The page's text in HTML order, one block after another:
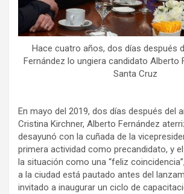
Hace cuatro años, dos días después
Fernández lo ungiera candidato Alberto
Santa Cruz
En mayo del 2019, dos días después del
Cristina Kirchner, Alberto Fernández
desayunó con la cuñada de la
primera actividad como precandidato, y
la situación como una “feliz
a la ciudad está pautado antes del
invitado a inaugurar un ciclo de